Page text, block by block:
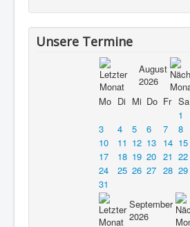
Unsere Termine
August
2026
Mo Di Mi Do Fr Sa
1
3
4 5 6 7 8
10
11 12 13 14 15
17
18 19 20 21 22
24
25 26 27 28 29
31
September
2026